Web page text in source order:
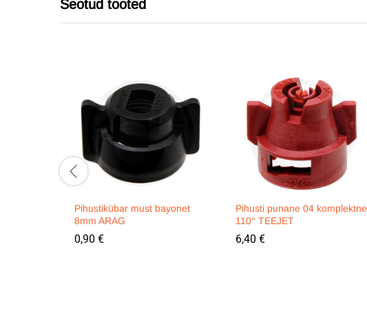
Seotud tooted
Pihustikübar must bayonet
8mm ARAG
0,90 €
Pihusti punane 04 komplektne
110° TEEJET
6,40 €